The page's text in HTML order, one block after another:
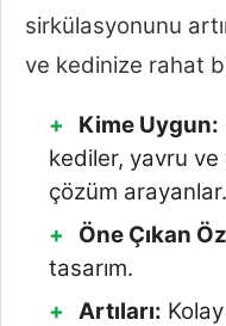
sirkülasyonunu
ve kedinize rahat
Kime Uygun:
kediler, yavru
çözüm arayanlar.
Öne Çıkan
tasarım.
Artıları: